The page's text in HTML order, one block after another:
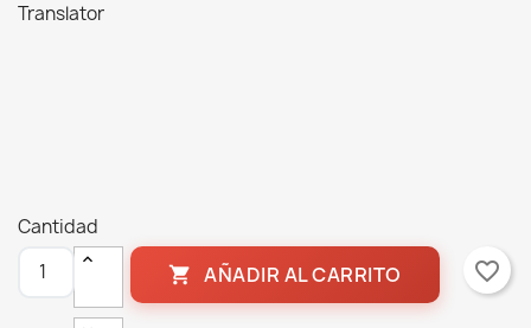
Translator
Cantidad
 AÑADIR AL CARRITO favorite_border